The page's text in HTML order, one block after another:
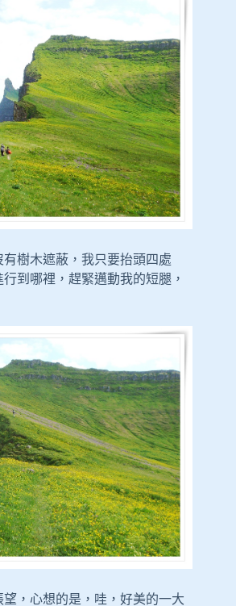
樹木遮蔽，我只要抬頭四處
到哪裡，趕緊邁動我的短腿，
，心想的是，哇，好美的一大